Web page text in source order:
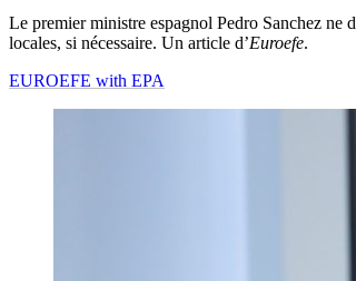
Le premier ministre espagnol Pedro Sanchez ne
locales, si nécessaire. Un article d’Euroefe.
EUROEFE with EPA